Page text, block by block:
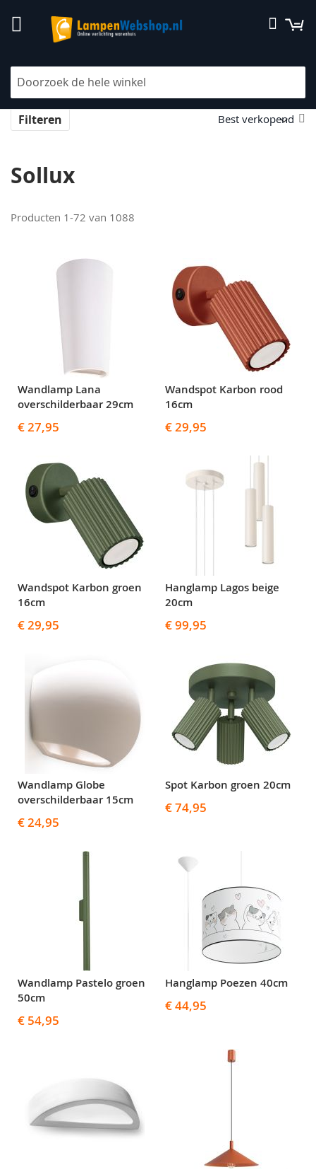
naar
de
Zoek
Filteren
Sollux
Producten 1-72 van 1088
Wandlamp Lana
overschilderbaar 29cm
€ 27,95
Wandspot Karbon rood
16cm
€ 29,95
Wandspot Karbon groen
16cm
€ 29,95
Hanglamp Lagos beige
20cm
€ 99,95
Wandlamp Globe
overschilderbaar 15cm
€ 24,95
Spot Karbon groen 20cm
€ 74,95
Wandlamp Pastelo groen
50cm
€ 54,95
Hanglamp Poezen 40cm
€ 44,95